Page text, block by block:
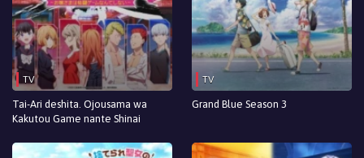
TV
Tai-Ari deshita. Ojousama wa
Kakutou Game nante Shinai
TV
Grand Blue Season 3